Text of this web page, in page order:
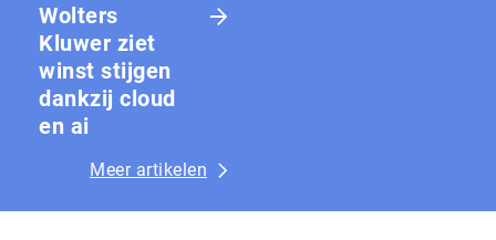
Wolters
Kluwer ziet
winst stijgen
dankzij cloud
en ai
Meer artikelen